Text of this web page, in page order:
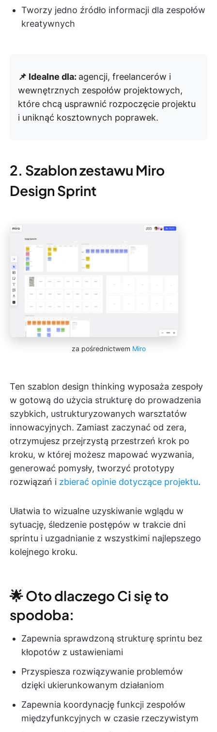
Tworzy jedno źródło informacji dla zespołów
kreatywnych
📌 Idealne dla: agencji, freelancerów i
wewnętrznych zespołów projektowych,
które chcą usprawnić rozpoczęcie projektu
i uniknąć kosztownych poprawek.
2. Szablon zestawu Miro
Design Sprint
za pośrednictwem Miro
Ten szablon design thinking wyposaża zespoły
w gotową do użycia strukturę do prowadzenia
szybkich, ustrukturyzowanych warsztatów
innowacyjnych. Zamiast zaczynać od zera,
otrzymujesz przejrzystą przestrzeń krok po
kroku, w której możesz mapować wyzwania,
generować pomysły, tworzyć prototypy
rozwiązań i zbierać opinie dotyczące projektu.
Ułatwia to wizualne uzyskiwanie wglądu w
sytuację, śledzenie postępów w trakcie dni
sprintu i uzgadnianie z wszystkimi najlepszego
kolejnego kroku.
🌟 Oto dlaczego Ci się to
spodoba:
Zapewnia sprawdzoną strukturę sprintu bez
kłopotów z ustawieniami
Przyspiesza rozwiązywanie problemów
dzięki ukierunkowanym działaniom
Zapewnia koordynację funkcji zespołów
międzyfunkcyjnych w czasie rzeczywistym